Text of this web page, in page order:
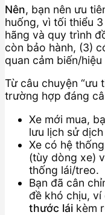
Nên, bạn nên ưu
huống, vì tối thiểu
hãng và quy trình
còn bảo hành, (3)
quan cảm biến/
Từ câu chuyện “ưu
trường hợp đáng
Xe mới mua,
lưu lịch sử
Xe có hệ
(tùy dòng xe)
thống lái/treo.
Bạn đã cân
đề khó chịu, ví
thước lái kèm